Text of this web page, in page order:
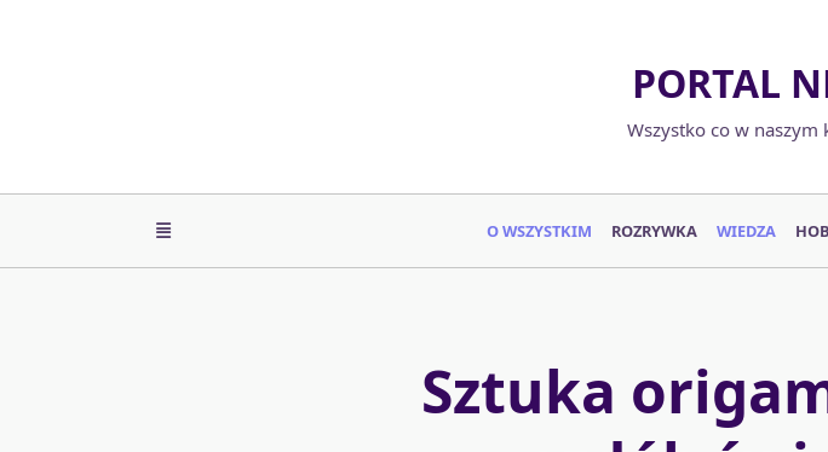
PORTAL
Wszystko co w
O WSZYSTKIM ROZRYWKA WIEDZA
Sztuka